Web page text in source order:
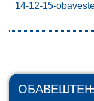
14-12-15-